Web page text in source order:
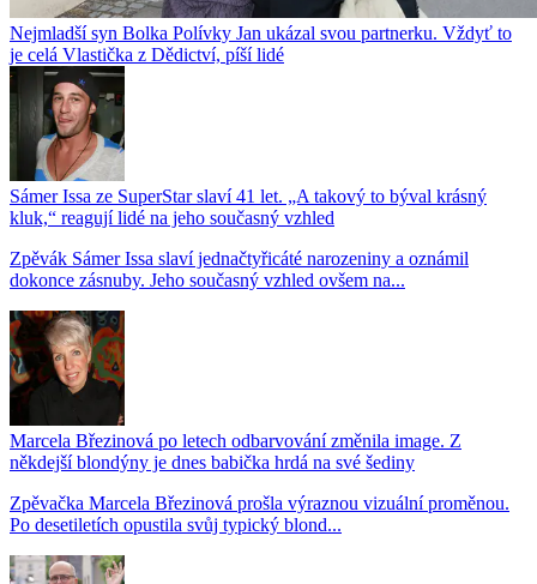
Nejmladší syn Bolka Polívky Jan ukázal svou partnerku. Vždyť to
je celá Vlastička z Dědictví, píší lidé
Sámer Issa ze SuperStar slaví 41 let. „A takový to býval krásný
kluk,“ reagují lidé na jeho současný vzhled
Zpěvák Sámer Issa slaví jednačtyřicáté narozeniny a oznámil
dokonce zásnuby. Jeho současný vzhled ovšem na...
Marcela Březinová po letech odbarvování změnila image. Z
někdejší blondýny je dnes babička hrdá na své šediny
Zpěvačka Marcela Březinová prošla výraznou vizuální proměnou.
Po desetiletích opustila svůj typický blond...